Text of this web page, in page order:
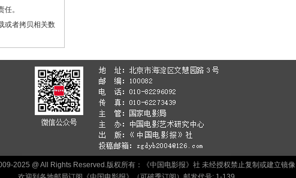
。
者拷贝相关数
2025 @ All Rights Reserved.版权所有：《中国电影报》社 未经授权禁止复制或建立镜像